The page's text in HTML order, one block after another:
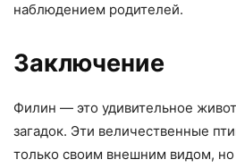
наблюдением родителей.
Заключение
Филин — это удивительное
загадок. Эти величественные
только своим внешним видом,